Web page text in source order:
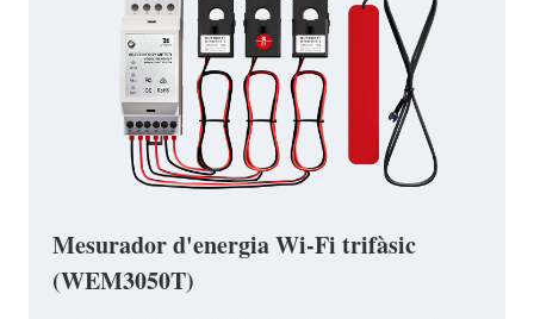
Mesurador d'energia Wi-Fi trifàsic
(WEM3050T)